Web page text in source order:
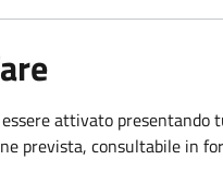
attivato presentando
prevista, consultabile in